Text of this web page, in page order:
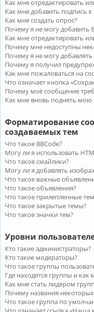
Как мне отредактировать
Как мне добавить подпись
Как мне создать опрос?
Почему я не могу добавить
Как мне отредактировать
Почему мне недоступны
Почему я не могу
Почему я получил
Как мне пожаловаться на
Что означает кнопка
Почему моё сообщение
Как мне вновь поднять мою
Форматирование
создаваемых тем
Что такое BBCode?
Могу ли я использовать
Что такое смайлики?
Могу ли я добавлять
Что такое важные
Что такое объявления?
Что такое прилепленные
Что такое закрытые темы?
Что такое значки тем?
Уровни
Кто такие администраторы?
Кто такие модераторы?
Что такое группы
Где находятся группы и как
Как мне стать лидером
Почему названия
Что такое группа по